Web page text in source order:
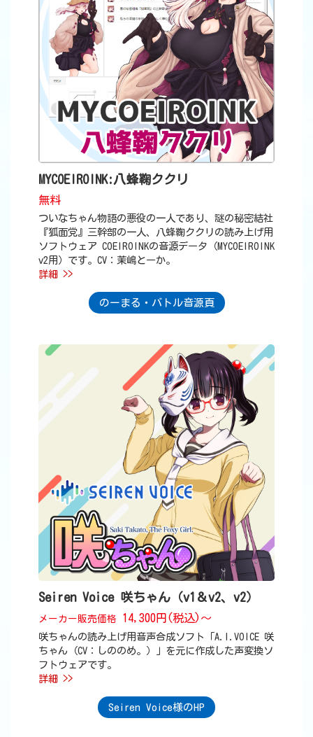
MYCOEIROINK:八蜂鞠ククリ
無料
ついなちゃん物語の悪役の一人であり、謎の秘密結社
『狐面党』三幹部の一人、八蜂鞠ククリの読み上げ用
ソフトウェア COEIROINKの音源データ（MYCOEIROINK
v2用）です。CV：茉嶋とーか。
詳細 >>
のーまる・バトル音源頁
Seiren Voice 咲ちゃん（v1＆v2、v2）
メーカー販売価格 14,300円(税込)～
咲ちゃんの読み上げ用音声合成ソフト「A.I.VOICE 咲
ちゃん（CV：しののめ。）」を元に作成した声変換ソ
フトウェアです。
詳細 >>
Seiren Voice様のHP